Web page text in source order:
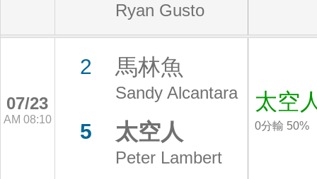
Ryan Gusto
07/23
AM 08:10
2 馬林魚
Sandy Alcantara
5 太空人
Peter Lambert
太空
0分輸 50%